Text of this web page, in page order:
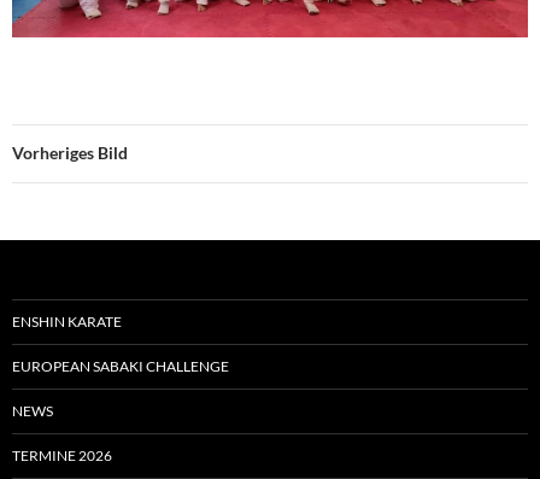
Vorheriges Bild
ENSHIN KARATE
EUROPEAN SABAKI CHALLENGE
NEWS
TERMINE 2026